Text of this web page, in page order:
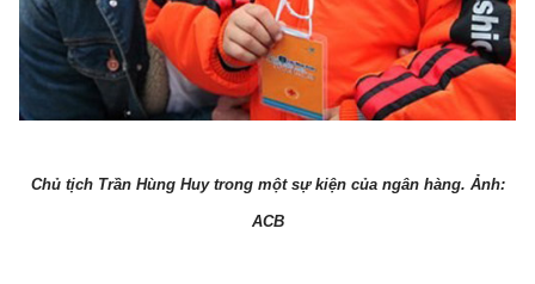
Chủ tịch Trần Hùng Huy trong một sự kiện của ngân hàng. Ảnh:
ACB